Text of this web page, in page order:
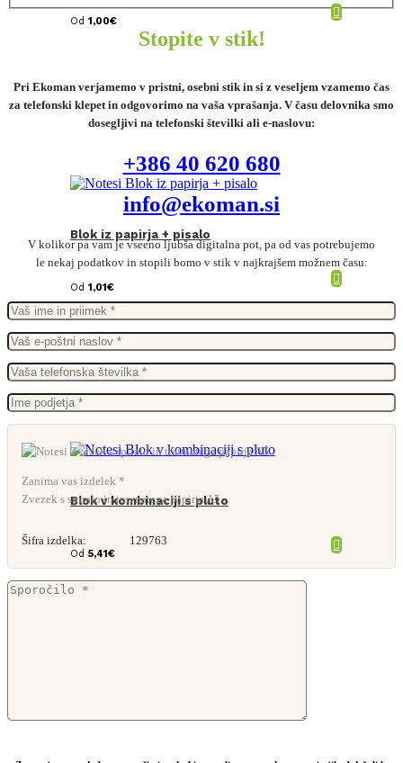
Od 1,00€
Blok iz papirja + pisalo
Od 1,01€
Blok v kombinaciji s pluto
Od 5,41€
Stopite v stik!
Pri Ekoman verjamemo v pristni, osebni stik in si z veseljem vzamemo čas
za telefonski klepet in odgovorimo na vaša vprašanja. V času delovnika smo
dosegljivi na telefonski številki ali e-naslovu:
+386 40 620 680
info@ekoman.si
V kolikor pa vam je vseeno ljubša digitalna pot, pa od vas potrebujemo
le nekaj podatkov in stopili bomo v stik v najkrajšem možnem času:
Zanima vas izdelek *
Zvezek s spiralo in travnatega papirja A5
Šifra izdelka: 129763